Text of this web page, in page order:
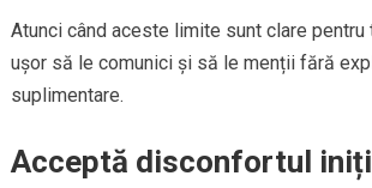
Atunci când aceste limite sunt clare pentru
ușor să le comunici și să le menții fără
suplimentare.
Acceptă disconfortul